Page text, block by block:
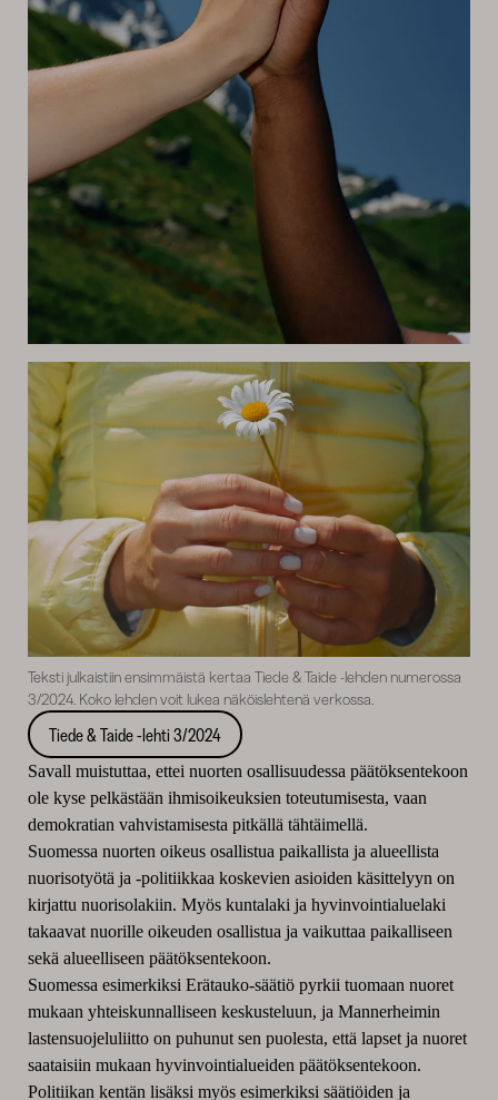
Teksti julkaistiin ensimmäistä kertaa Tiede & Taide -lehden numerossa
3/2024. Koko lehden voit lukea näköislehtenä verkossa.
Tiede & Taide -lehti 3/2024
Savall muistuttaa, ettei nuorten osallisuudessa päätöksentekoon
ole kyse pelkästään ihmisoikeuksien toteutumisesta, vaan
demokratian vahvistamisesta pitkällä tähtäimellä.
Suomessa nuorten oikeus osallistua paikallista ja alueellista
nuorisotyötä ja -politiikkaa koskevien asioiden käsittelyyn on
kirjattu nuorisolakiin. Myös kuntalaki ja hyvinvointialuelaki
takaavat nuorille oikeuden osallistua ja vaikuttaa paikalliseen
sekä alueelliseen päätöksentekoon.
Suomessa esimerkiksi Erätauko-säätiö pyrkii tuomaan nuoret
mukaan yhteiskunnalliseen keskusteluun, ja Mannerheimin
lastensuojeluliitto on puhunut sen puolesta, että lapset ja nuoret
saataisiin mukaan hyvinvointialueiden päätöksentekoon.
Politiikan kentän lisäksi myös esimerkiksi säätiöiden ja